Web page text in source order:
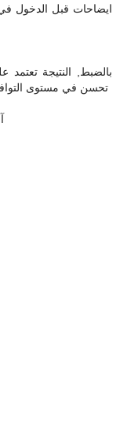
ايضاحات قبل الدخول
بالضبط, النتيجة
تحسن في مستوى